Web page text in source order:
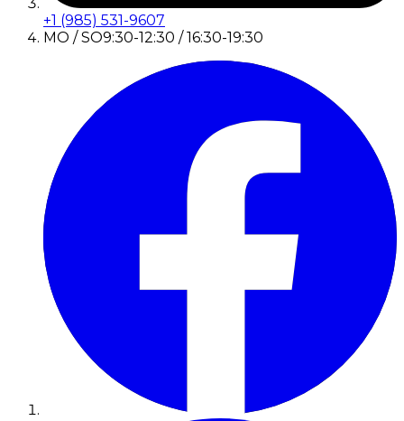
+1 (985) 531-9607
MO / SO9:30-12:30 / 16:30-19:30